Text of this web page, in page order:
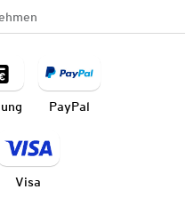
PayPal
Visa